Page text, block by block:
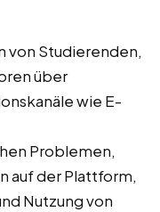
von Studierenden,
über
wie E-
Problemen,
auf der Plattform,
Nutzung von